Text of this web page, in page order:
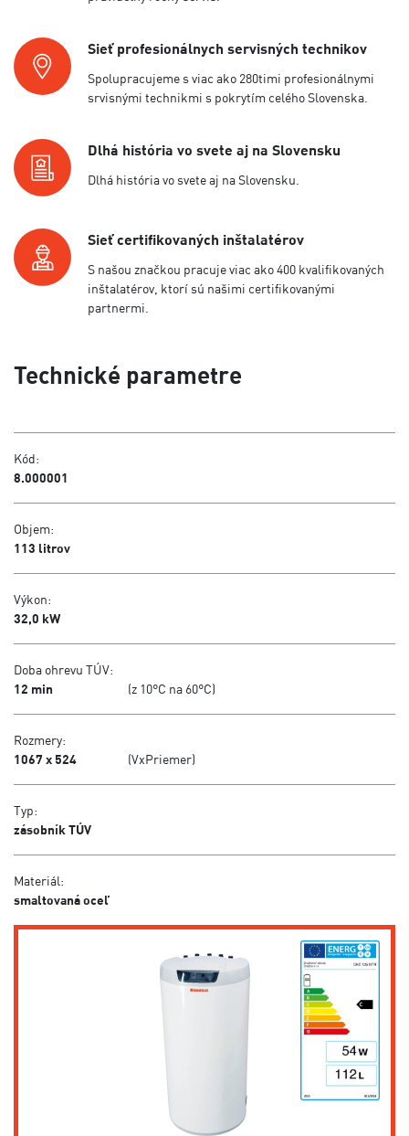
Sieť profesionálnych servisných technikov
Spolupracujeme s viac ako 280timi profesionálnymi
srvisnými technikmi s pokrytím celého Slovenska.
Dlhá história vo svete aj na Slovensku
Dlhá história vo svete aj na Slovensku.
Sieť certifikovaných inštalatérov
S našou značkou pracuje viac ako 400 kvalifikovaných
inštalatérov, ktorí sú našimi certifikovanými
partnermi.
Technické parametre
Kód:
8.000001
Objem:
113 litrov
Výkon:
32,0 kW
Doba ohrevu TÚV:
12 min
(z 10°C na 60°C)
Rozmery:
1067 x 524
(VxPriemer)
Typ:
zásobník TÚV
Materiál:
smaltovaná oceľ